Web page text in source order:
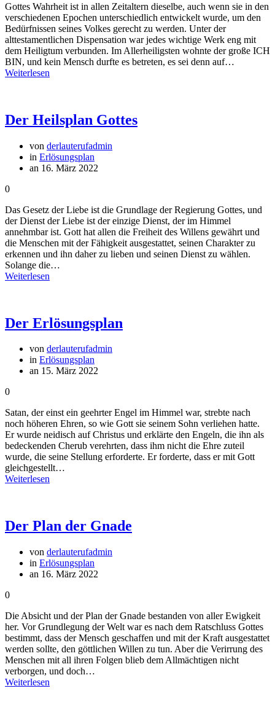
Gottes Wahrheit ist in allen Zeitaltern dieselbe, auch wenn sie in den
verschiedenen Epochen unterschiedlich entwickelt wurde, um den
Bedürfnissen seines Volkes gerecht zu werden. Unter der
alttestamentlichen Dispensation war jedes wichtige Werk eng mit
dem Heiligtum verbunden. Im Allerheiligsten wohnte der große ICH
BIN, und kein Mensch durfte es betreten, es sei denn auf…
Weiterlesen
Der Heilsplan Gottes
von derlauterufadmin
in Erlösungsplan
an 16. März 2022
0
Das Gesetz der Liebe ist die Grundlage der Regierung Gottes, und
der Dienst der Liebe ist der einzige Dienst, der im Himmel
annehmbar ist. Gott hat allen die Freiheit des Willens gewährt und
die Menschen mit der Fähigkeit ausgestattet, seinen Charakter zu
erkennen und ihn daher zu lieben und seinen Dienst zu wählen.
Solange die…
Weiterlesen
Der Erlösungsplan
von derlauterufadmin
in Erlösungsplan
an 15. März 2022
0
Satan, der einst ein geehrter Engel im Himmel war, strebte nach
noch höheren Ehren, so wie Gott sie seinem Sohn verliehen hatte.
Er wurde neidisch auf Christus und erklärte den Engeln, die ihn als
bedeckenden Cherub verehrten, dass ihm nicht die Ehre zuteil
wurde, die seine Stellung erforderte. Er forderte, dass er mit Gott
gleichgestellt…
Weiterlesen
Der Plan der Gnade
von derlauterufadmin
in Erlösungsplan
an 16. März 2022
0
Die Absicht und der Plan der Gnade bestanden von aller Ewigkeit
her. Vor Grundlegung der Welt war es nach dem Ratschluss Gottes
bestimmt, dass der Mensch geschaffen und mit der Kraft ausgestattet
werden sollte, den göttlichen Willen zu tun. Aber die Verirrung des
Menschen mit all ihren Folgen blieb dem Allmächtigen nicht
verborgen, und doch…
Weiterlesen